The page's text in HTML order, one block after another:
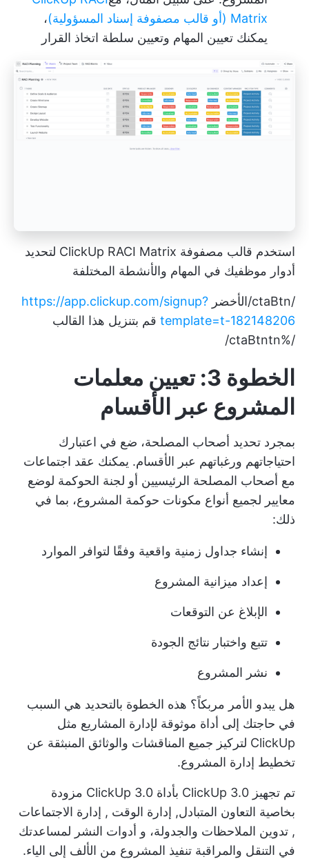
Matrix (أو قالب مصفوفة إسناد المسؤولية)
،
يمكنك تعيين المهام وتعيين سلطة اتخاذ القرار
استخدم قالب مصفوفة ClickUp RACI Matrix لتحديد
أدوار موظفيك في المهام والأنشطة المختلفة
/ctaBtn/الأخضر
https://app.clickup.com/signup?
template=t-182148206 قم بتنزيل هذا القالب
/%ctaBtntn/
الخطوة 3: تعيين معلمات
المشروع عبر الأقسام
بمجرد تحديد أصحاب المصلحة، ضع في اعتبارك
احتياجاتهم ورغباتهم عبر الأقسام. يمكنك عقد اجتماعات
مع أصحاب المصلحة الرئيسيين أو لجنة الحوكمة لوضع
معايير لجميع أنواع مكونات حوكمة المشروع، بما في
ذلك:
إنشاء جداول زمنية واقعية وفقًا لتوافر الموارد
إعداد ميزانية المشروع
الإبلاغ عن التوقعات
تتبع واختبار نتائج الجودة
نشر المشروع
هل يبدو الأمر مربكاً؟ هذه الخطوة بالتحديد هي السبب
في حاجتك إلى أداة موثوقة لإدارة المشاريع مثل
ClickUp لتركيز جميع المناقشات والوثائق المنبثقة عن
تخطيط إدارة المشروع.
تم تجهيز ClickUp 3.0 بأداة ClickUp 3.0 مزودة
بخاصية التعاون المتبادل, إدارة الوقت , إدارة الاجتماعات
, تدوين الملاحظات والجدولة، و أدوات النشر لمساعدتك
في التنقل والمراقبة تنفيذ المشروع من الألف إلى الياء.